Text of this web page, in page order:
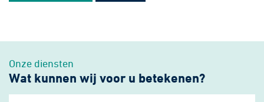
Onze diensten
Wat kunnen wij voor u betekenen?